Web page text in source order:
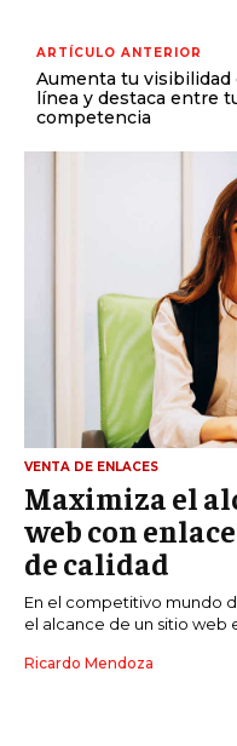
ARTÍCULO ANTERIOR
Aumenta tu visibilidad
línea y destaca entre
competencia
VENTA DE ENLACES
Maximiza el
web con
de calidad
En el competitivo mundo
el alcance de un sitio web
Ricardo Mendoza